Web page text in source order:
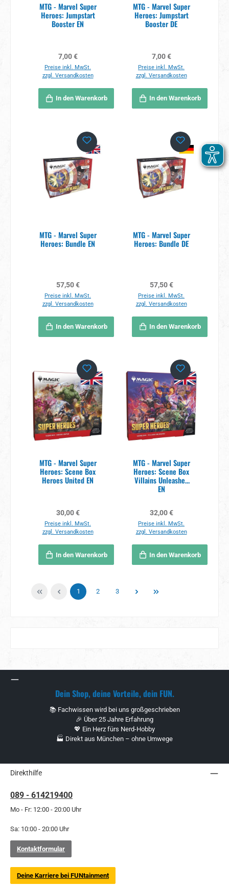
MTG - Marvel Super
Heroes: Jumpstart
Booster EN
Regulärer Preis:
7,00 €
Preise inkl. MwSt.
zzgl. Versandkosten
In den Warenkorb
MTG - Marvel Super
Heroes: Jumpstart
Booster DE
Regulärer Preis:
7,00 €
Preise inkl. MwSt.
zzgl. Versandkosten
In den Warenkorb
MTG - Marvel Super
Heroes: Bundle EN
Regulärer Preis:
57,50 €
Preise inkl. MwSt.
zzgl. Versandkosten
In den Warenkorb
MTG - Marvel Super
Heroes: Bundle DE
Regulärer Preis:
57,50 €
Preise inkl. MwSt.
zzgl. Versandkosten
In den Warenkorb
MTG - Marvel Super
Heroes: Scene Box
Heroes United EN
Regulärer Preis:
30,00 €
Preise inkl. MwSt.
zzgl. Versandkosten
In den Warenkorb
MTG - Marvel Super
Heroes: Scene Box
Villains Unleashed
EN
Regulärer Preis:
32,00 €
Preise inkl. MwSt.
zzgl. Versandkosten
In den Warenkorb
Seite
1 Seite
2 Seite
3
Dein Shop, deine Vorteile, dein FUN.
📚 Fachwissen wird bei uns großgeschrieben
🎉 Über 25 Jahre Erfahrung
💖 Ein Herz fürs Nerd-Hobby
🏭 Direkt aus München – ohne Umwege
Direkthilfe
089 - 614219400
Mo - Fr: 12:00 - 20:00 Uhr
Sa: 10:00 - 20:00 Uhr
Kontaktformular
Deine Karriere bei FUNtainment